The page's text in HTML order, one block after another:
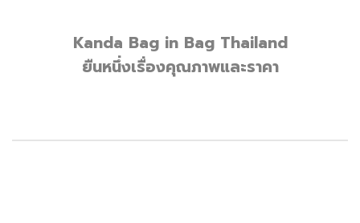
Kanda Bag in Bag Thailand
ยืนหนึ่งเรื่องคุณภาพและราคา